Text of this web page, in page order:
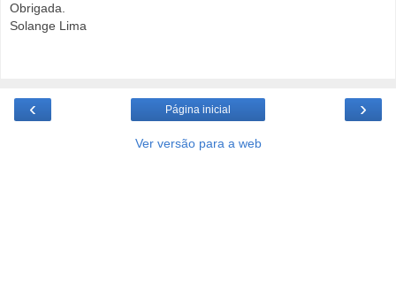
Obrigada.
Solange Lima
‹ ›
Página inicial
Ver versão para a web